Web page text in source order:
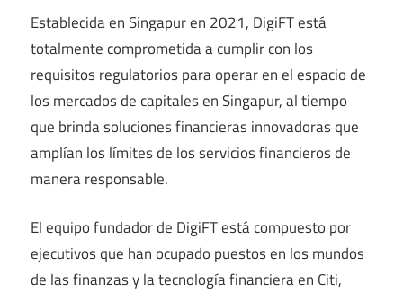
Establecida en Singapur en 2021, DigiFT está
totalmente comprometida a cumplir con los
requisitos regulatorios para operar en el espacio de
los mercados de capitales en Singapur, al tiempo
que brinda soluciones financieras innovadoras que
amplían los límites de los servicios financieros de
manera responsable.
El equipo fundador de DigiFT está compuesto por
ejecutivos que han ocupado puestos en los mundos
de las finanzas y la tecnología financiera en Citi,